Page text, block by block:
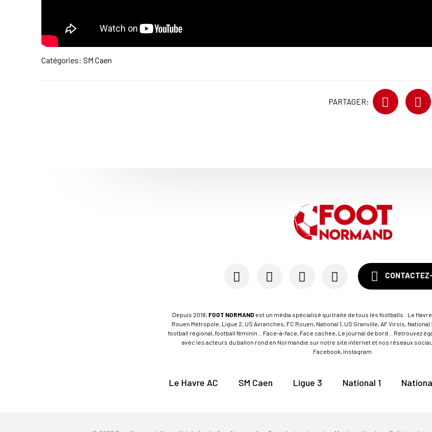
Catégories: SM Caen
PARTAGER:
Depuis 2018, FOOT NORMAND est un média spécialisé qui traite de tous les footballs : Le Havre
Rouen Métropole, Ligue 2, US Avranches, FC Rouen, National 1, US Granville, AF Virois,
football régional, football féminin... Face-à-face, Face cachée, Le journal de bord... Retrouvez
avec les acteurs du ballon rond en Normandie sur notre site internet et nos réseaux
Facebook, Instagram.
Le Havre AC SM Caen Ligue 3 National 1